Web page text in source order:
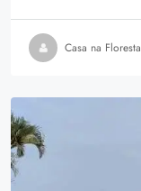
Casa na Floresta